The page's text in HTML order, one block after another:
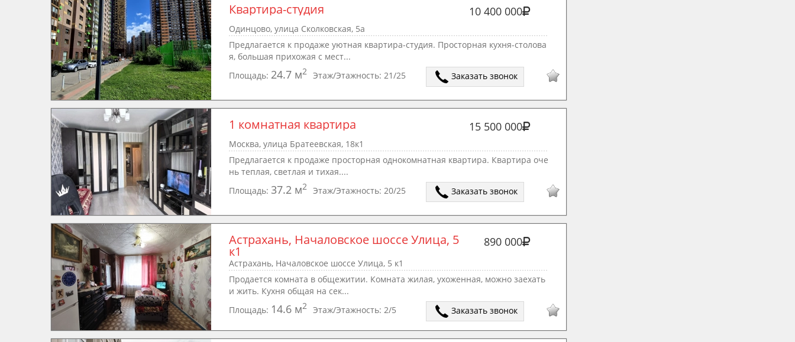
Квартира-студия 10 400 000
Одинцово, улица Сколковская, 5а
Предлагается к продаже уютная квартира-студия. Просторная кухня-столова
я, большая прихожая с мест...
Площадь: 24.7 м2 Этаж/Этажность: 21/25 Заказать звонок
1 комнатная квартира 15 500 000
Москва, улица Братеевская, 18к1
Предлагается к продаже просторная однокомнатная квартира. Квартира оче
нь теплая, светлая и тихая....
Площадь: 37.2 м2 Этаж/Этажность: 20/25 Заказать звонок
Астрахань, Началовское шоссе Улица, 5
к1
890 000
Астрахань, Началовское шоссе Улица, 5 к1
Продается комната в общежитии. Комната жилая, ухоженная, можно заехать
и жить. Кухня общая на сек...
Площадь: 14.6 м2 Этаж/Этажность: 2/5 Заказать звонок